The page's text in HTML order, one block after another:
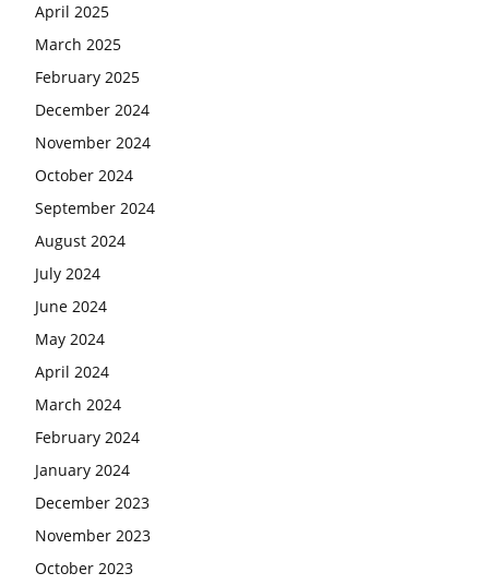
April 2025
March 2025
February 2025
December 2024
November 2024
October 2024
September 2024
August 2024
July 2024
June 2024
May 2024
April 2024
March 2024
February 2024
January 2024
December 2023
November 2023
October 2023